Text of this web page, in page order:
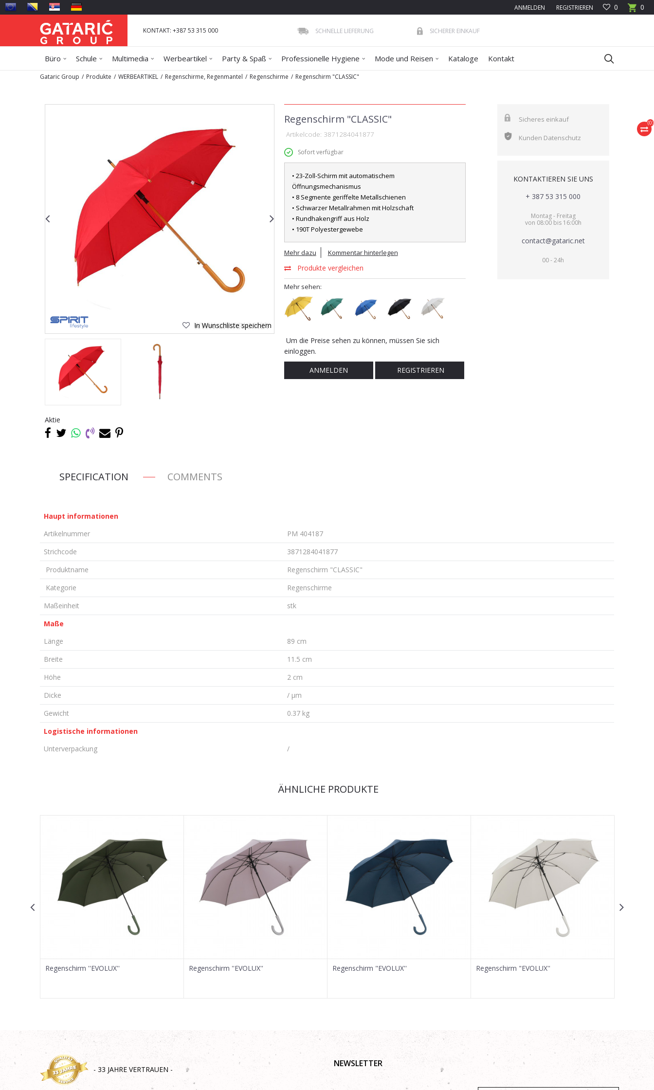
0
0
ANMELDEN REGISTRIEREN
KONTAKT: +387 53 315 000 SCHNELLE LIEFERUNG SICHERER EINKAUF
Büro Schule Multimedia Werbeartikel Party & Spaß Professionelle Hygiene Mode und Reisen Kataloge Kontakt
(0)
Gataric Group Produkte WERBEARTIKEL Regenschirme, Regenmantel Regenschirme Regenschirm "CLASSIC"
In Wunschliste speichern
Aktie
Regenschirm "CLASSIC"
Artikelcode: 3871284041877
Sofort verfügbar
• 23-Zoll-Schirm mit automatischem
Öffnungsmechanismus
• 8 Segmente geriffelte Metallschienen
• Schwarzer Metallrahmen mit Holzschaft
• Rundhakengriff aus Holz
• 190T Polyestergewebe
Mehr dazu Kommentar hinterlegen
Produkte vergleichen
Mehr sehen:
Um die Preise sehen zu können, müssen Sie sich
einloggen.
ANMELDEN REGISTRIEREN
Sicheres einkauf
Kunden Datenschutz
KONTAKTIEREN SIE UNS
+ 387 53 315 000
Montag - Freitag
von 08:00 bis 16:00h
contact@gataric.net
00 - 24h
SPECIFICATION COMMENTS
Haupt informationen
Artikelnummer
PM 404187
Strichcode
3871284041877
Produktname
Regenschirm "CLASSIC"
Kategorie
Regenschirme
Maßeinheit
stk
Maße
Länge
89 cm
Breite
11.5 cm
Höhe
2 cm
Dicke
/ µm
Gewicht
0.37 kg
Logistische informationen
Unterverpackung
/
Nachricht
ÄHNLICHE PRODUKTE
Regenschirm ''EVOLUX'' Regenschirm ''EVOLUX'' Regenschirm "EVOLUX'' Regenschirm "EVOLUX''
- 33 JAHRE VERTRAUEN -
NEWSLETTER